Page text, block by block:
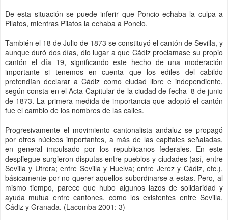
De esta situación se puede inferir que Poncio echaba la culpa a
Pilatos, mientras Pilatos la echaba a Poncio.
También el 18 de Julio de 1873 se constituyó el cantón de Sevilla, y
aunque duró dos días, dio lugar a que Cádiz proclamase su propio
cantón el día 19, significando este hecho de una moderación
importante si tenemos en cuenta que los ediles del cabildo
pretendían declarar a Cádiz como ciudad libre e independiente,
según consta en el Acta Capitular de la ciudad de fecha 8 de junio
de 1873. La primera medida de importancia que adoptó el cantón
fue el cambio de los nombres de las calles.
Progresivamente el movimiento cantonalista andaluz se propagó
por otros núcleos importantes, a más de las capitales señaladas,
en general impulsado por los republicanos federales. En este
despliegue surgieron disputas entre pueblos y ciudades (así, entre
Sevilla y Utrera; entre Sevilla y Huelva; entre Jerez y Cádiz, etc.),
básicamente por no querer aquellos subordinarse a estas. Pero, al
mismo tiempo, parece que hubo algunos lazos de solidaridad y
ayuda mutua entre cantones, como los existentes entre Sevilla,
Cádiz y Granada. (Lacomba 2001: 3)